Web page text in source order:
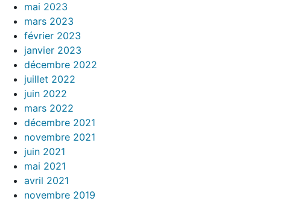
mai 2023
mars 2023
février 2023
janvier 2023
décembre 2022
juillet 2022
juin 2022
mars 2022
décembre 2021
novembre 2021
juin 2021
mai 2021
avril 2021
novembre 2019